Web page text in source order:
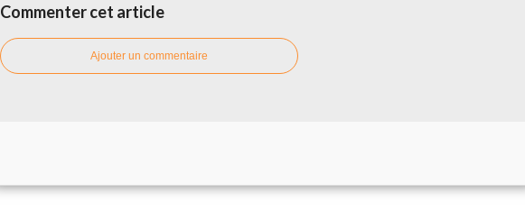
Commenter cet article
Ajouter un commentaire